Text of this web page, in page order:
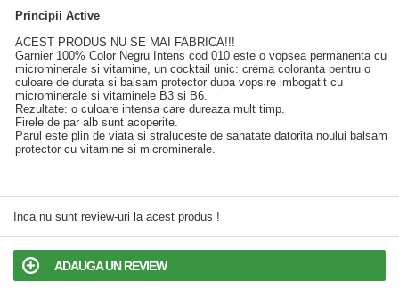
Principii Active
ACEST PRODUS NU SE MAI FABRICA!!!
Garnier 100% Color Negru Intens cod 010 este o vopsea permanenta cu
microminerale si vitamine, un cocktail unic: crema coloranta pentru o
culoare de durata si balsam protector dupa vopsire imbogatit cu
microminerale si vitaminele B3 si B6.
Rezultate: o culoare intensa care dureaza mult timp.
Firele de par alb sunt acoperite.
Parul este plin de viata si straluceste de sanatate datorita noului balsam
protector cu vitamine si microminerale.
Inca nu sunt review-uri la acest produs !
ADAUGA UN REVIEW